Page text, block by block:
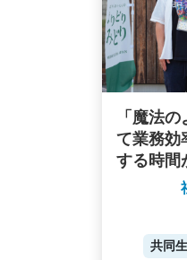
「魔法
て業務効
する時間
共同